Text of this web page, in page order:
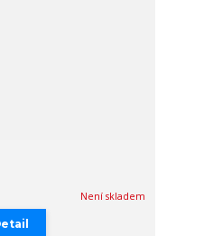
Není skladem